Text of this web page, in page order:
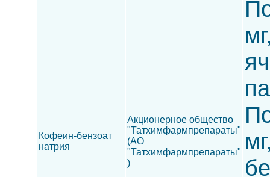
Кофеин-бензоат
натрия
Акционерное общество
"Татхимфармпрепараты"
(АО
"Татхимфармпрепараты"
)